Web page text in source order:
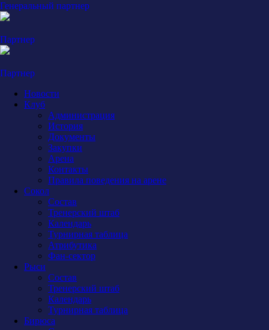
Генеральный партнер
Партнер
Партнер
Новости
Клуб
Администрация
История
Документы
Закупки
Арена
Контакты
Правила поведения на арене
Сокол
Состав
Тренерский штаб
Календарь
Турнирная таблица
Атрибутика
Фан-сектор
Рыси
Состав
Тренерский штаб
Календарь
Турнирная таблица
Бирюса